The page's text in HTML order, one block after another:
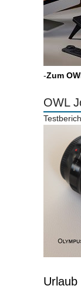
-Zum
OWL